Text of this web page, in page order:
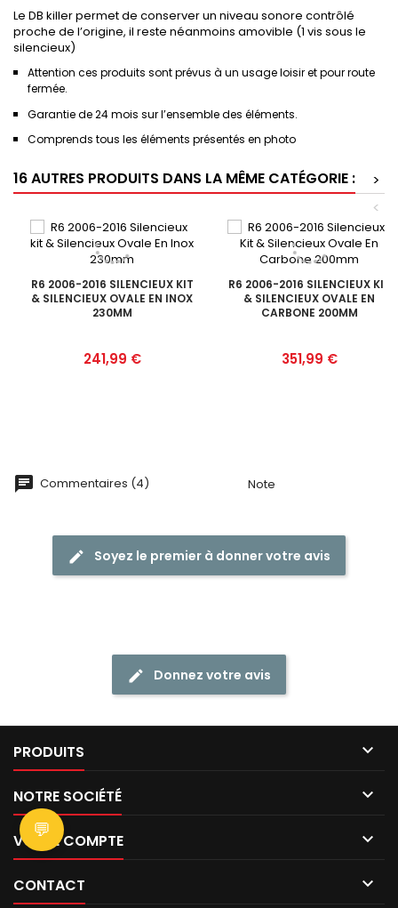
Le DB killer permet de conserver un niveau sonore contrôlé
proche de l’origine, il reste néanmoins amovible (1 vis sous le
silencieux)
Attention ces produits sont prévus à un usage loisir et pour route
fermée.
Garantie de 24 mois sur l’ensemble des éléments.
Comprends tous les éléments présentés en photo
16 AUTRES PRODUITS DANS LA MÊME CATÉGORIE :
>
<
R6 2006-2016 SILENCIEUX KIT
& SILENCIEUX OVALE EN INOX
230MM
Prix
241,99 €
R6 2006-2016 SILENCIEUX KIT
& SILENCIEUX OVALE EN
CARBONE 200MM
Prix
351,99 €
Commentaires (4) Note
Soyez le premier à donner votre avis
Donnez votre avis
PRODUITS 
NOTRE SOCIÉTÉ 
VOTRE COMPTE 
CONTACT 
💬